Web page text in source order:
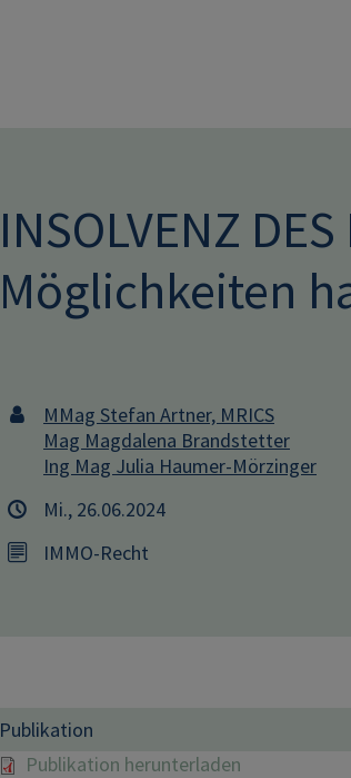
INSOLVENZ
Möglichkeiten
MMag Stefan Artner, MRICS
Mag Magdalena Brandstetter
Ing Mag Julia Haumer-Mörzinger
Mi., 26.06.2024
IMMO-Recht
Publikation
Publikation herunterladen